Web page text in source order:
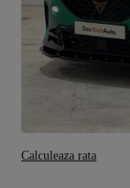
Calculeaza rata